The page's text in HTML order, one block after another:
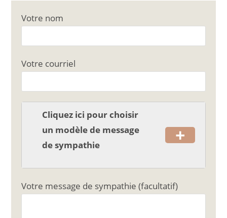
c
e
b
o
o
k
ai
l g
er
Votre nom
Votre courriel
Cliquez ici pour choisir
un modèle de message
de sympathie
+
Votre message de sympathie (facultatif)